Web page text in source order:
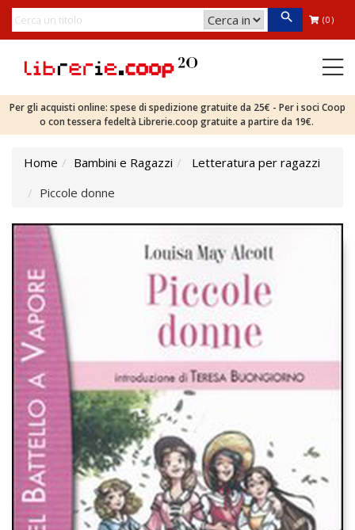
(0)
Per gli acquisti online: spese di spedizione gratuite da 25€ - Per i soci Coop
o con tessera fedeltà Librerie.coop gratuite a partire da 19€.
Home Bambini e Ragazzi
Letteratura per ragazzi
Piccole donne